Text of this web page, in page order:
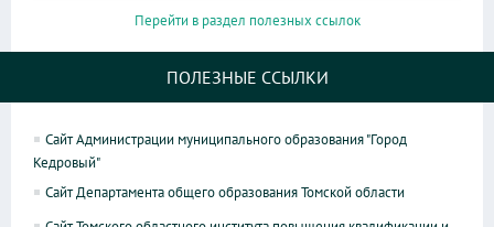
Перейти в раздел полезных ссылок
ПОЛЕЗНЫЕ ССЫЛКИ
Сайт Администрации муниципального образования "Город
Кедровый"
Сайт Департамента общего образования Томской области